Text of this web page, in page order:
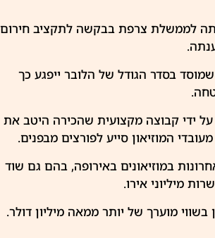
לממשלת צרפת בבקשה לתקציב חירום
בסדר הגודל של הלובר ייפגע כך
ידי קבוצה מקצועית שהכירה היטב את
המוזיאון סייע לפורצים מבפנים.
במוזיאונים באירופה, בהם גם שוד
מיליוני אירו.
מוערך של יותר ממאה מיליון דולר.